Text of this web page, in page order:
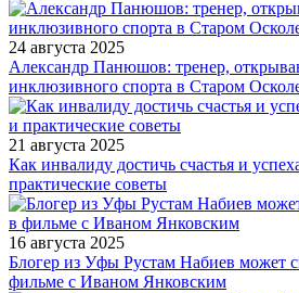
24 августа 2025
Александр Панюшов: тренер,
инклюзивного спорта в Старом
21 августа 2025
Как инвалиду достичь счастья и
практические советы
16 августа 2025
Блогер из Уфы Рустам Набиев может
фильме с Иваном Янковским